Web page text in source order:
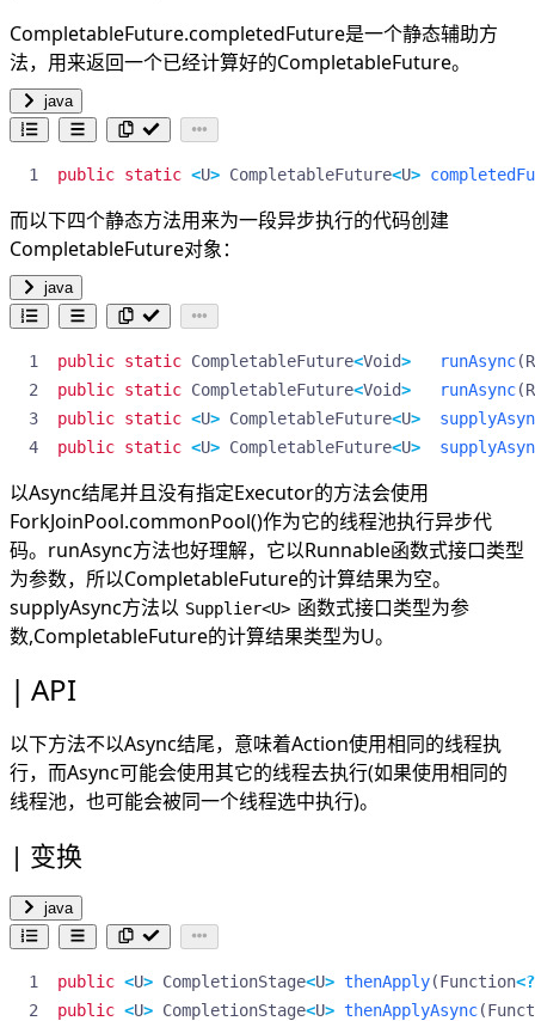
CompletableFuture.completedFuture是一个静态辅助方
法，用来返回一个已经计算好的CompletableFuture。
java
public static <U> CompletableFuture<U>
而以下四个静态方法用来为一段异步执行的代码创建
CompletableFuture对象：
java
public static CompletableFuture<Void> runAsync(
public static CompletableFuture<Void> runAsync(
public static <U> CompletableFuture<U>
public static <U> CompletableFuture<U>
以Async结尾并且没有指定Executor的方法会使用
ForkJoinPool.commonPool()作为它的线程池执行异步代
码。runAsync方法也好理解，它以Runnable函数式接口类型
为参数，所以CompletableFuture的计算结果为空。
supplyAsync方法以 Supplier<U> 函数式接口类型为参
数,CompletableFuture的计算结果类型为U。
API
以下方法不以Async结尾，意味着Action使用相同的线程执
行，而Async可能会使用其它的线程去执行(如果使用相同的
线程池，也可能会被同一个线程选中执行)。
变换
java
public <U> CompletionStage<U> thenApply(Function<?
public <U> CompletionStage<U> thenApplyAsync(